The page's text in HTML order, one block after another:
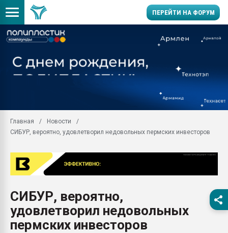
ПЕРЕЙТИ НА ФОРУМ
заводу пластмасс"
28.07.2026
28.07.2026
Главная
Новости
СИБУР, вероятно, удовлетворил недовольных пермских инвесторов
СИБУР, вероятно,
удовлетворил недовольных
пермских инвесторов